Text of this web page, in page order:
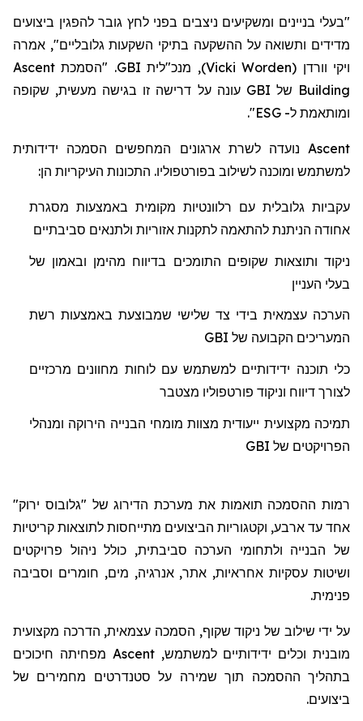
"בעלי בניינים ומשקיעים ניצבים בפני לחץ גובר להפגין ביצועים
מדידים ותשואה על ההשקעה בתיקי השקעות גלובליים", אמרה
ויקי וורדן (
Vicki Worden
), מנכ"לית GBI. "הסמכת Ascent
Building של GBI עונה על דרישה זו בגישה מעשית, שקופה
ומותאמת ל- ESG
".
Ascent נועדה לשרת ארגונים המחפשים הסמכה ידידותית
למשתמש ומוכנה לשילוב בפורטפוליו. התכונות העיקריות הן:
עקביות גלובלית עם רלוונטיות מקומית באמצעות מסגרת
אחודה הניתנת להתאמה לתקנות אזוריות ולתנאים סביבתיים
ניקוד ותוצאות שקופים התומכים בדיווח מהימן ובאמון של
בעלי העניין
הערכה עצמאית בידי צד שלישי שמבוצעת באמצעות רשת
המעריכים הקבועה של GBI
כלי תוכנה ידידותיים למשתמש עם לוחות מחוונים מרכזיים
לצורך דיווח וניקוד פורטפוליו מצטבר
תמיכה מקצועית ייעודית מצוות מומחי הבנייה הירוקה ומנהלי
הפרויקטים של GBI
רמות ההסמכה תואמות את מערכת הדירוג של "גלובוס ירוק"
אחד עד ארבע, וקטגוריות הביצועים מתייחסות לתוצאות קריטיות
של הבנייה ולתחומי הערכה סביבתית, כולל ניהול פרויקטים
ושיטות עסקיות אחראיות, אתר, אנרגיה, מים, חומרים וסביבה
פנימית.
על ידי שילוב של ניקוד שקוף, הסמכה עצמאית, הדרכה מקצועית
מובנית וכלים ידידותיים למשתמש,Ascent מפחיתה חיכוכים
בתהליך ההסמכה תוך שמירה על סטנדרטים מחמירים של
ביצועים.